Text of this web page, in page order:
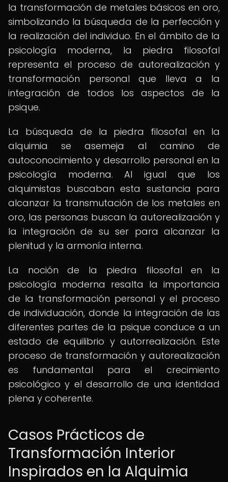
la transformación de metales básicos en oro,
simbolizando la búsqueda de la perfección y
la realización del individuo. En el ámbito de la
psicología moderna, la piedra filosofal
representa el proceso de autorealización y
transformación personal que lleva a la
integración de todos los aspectos de la
psique.
La búsqueda de la piedra filosofal en la
alquimia se asemeja al camino de
autoconocimiento y desarrollo personal en la
psicología moderna. Al igual que los
alquimistas buscaban esta sustancia para
alcanzar la transmutación de los metales en
oro, las personas buscan la autorealización y
la integración de su ser para alcanzar la
plenitud y la armonía interna.
La noción de la piedra filosofal en la
psicología moderna resalta la importancia
de la transformación personal y el proceso
de individuación, donde la integración de las
diferentes partes de la psique conduce a un
estado de equilibrio y autorrealización. Este
proceso de transformación y autorealización
es fundamental para el crecimiento
psicológico y el desarrollo de una identidad
plena y coherente.
Casos Prácticos de
Transformación Interior
Inspirados en la Alquimia